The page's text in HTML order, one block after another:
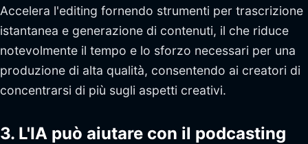
Accelera l'editing fornendo strumenti per trascrizione
istantanea e generazione di contenuti, il che riduce
notevolmente il tempo e lo sforzo necessari per una
produzione di alta qualità, consentendo ai creatori di
concentrarsi di più sugli aspetti creativi.
3. L'IA può aiutare con il podcasting